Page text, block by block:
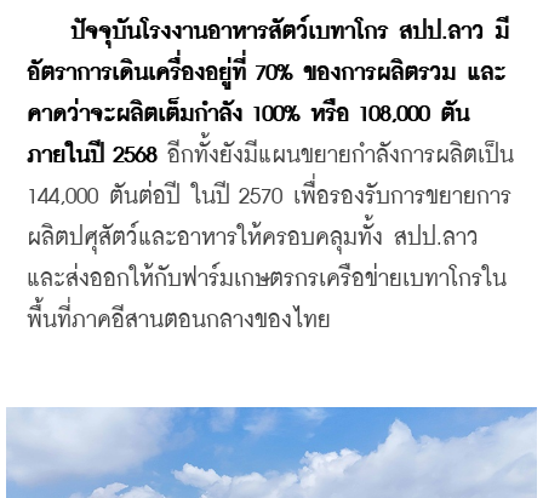
ปัจจุบันโรงงานอาหารสัตว์เบทาโกร สปป.ลาว มี
อัตราการเดินเครื่องอยู่ที่ 70% ของการผลิตรวม และ
คาดว่าจะผลิตเต็มกำลัง 100% หรือ 108,000 ตัน
ภายในปี 2568 อีกทั้งยังมีแผนขยายกำลังการผลิตเป็น
144,000 ตันต่อปี ในปี 2570 เพื่อรองรับการขยายการ
ผลิตปศุสัตว์และอาหารให้ครอบคลุมทั้ง สปป.ลาว
และส่งออกให้กับฟาร์มเกษตรกรเครือข่ายเบทาโกรใน
พื้นที่ภาคอีสานตอนกลางของไทย